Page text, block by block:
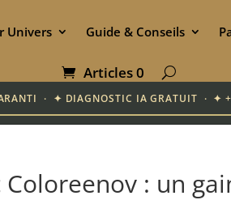
Univers Guide & Conseils
Articles 0
· ✦ DIAGNOSTIC IA GRATUIT · ✦
: un